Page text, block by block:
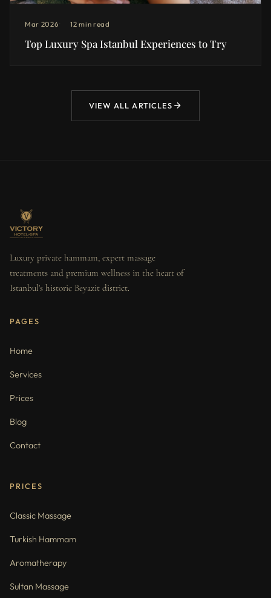
Mar 2026 12 min read
Top Luxury Spa Istanbul Experiences to Try
VIEW ALL ARTICLES
Luxury private hammam, expert massage
treatments and premium wellness in the heart of
Istanbul's historic Beyazit district.
PAGES
Home
Services
Prices
Blog
Contact
PRICES
Classic Massage
Turkish Hammam
Aromatherapy
Sultan Massage